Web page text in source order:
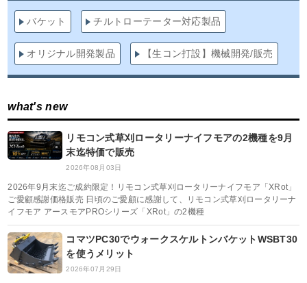
バケット チルトローテーター対応製品
オリジナル開発製品 【生コン打設】機械開発/販売
what's new
リモコン式草刈ロータリーナイフモアの2機種を9月
末迄特価で販売
2026年08月03日
2026年9月末迄ご成約限定！リモコン式草刈ロータリーナイフモア「XRot」
ご愛顧感謝価格販売 日頃のご愛顧に感謝して、リモコン式草刈ロータリーナ
イフモア アースモアPROシリーズ「XRot」の2機種
コマツPC30でウォークスケルトンバケットWSBT30
を使うメリット
2026年07月29日